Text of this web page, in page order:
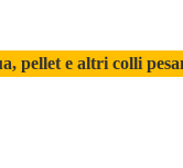
pellet e altri colli